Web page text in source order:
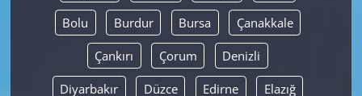
Bolu Burdur Bursa Çanakkale
Çankırı Çorum Denizli
Diyarbakır Düzce Edirne Elazığ